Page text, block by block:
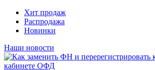
Хит продаж
Распродажа
Новинки
Наши новости